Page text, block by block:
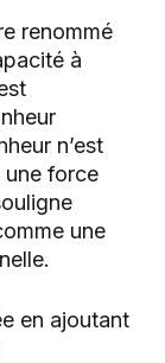
renommé
à
n’est
une force
une
en ajoutant